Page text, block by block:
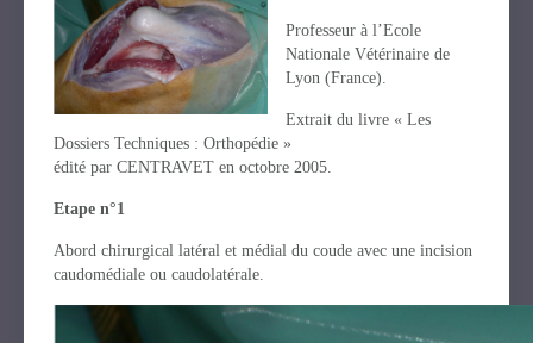
Professeur à l’Ecole
Nationale Vétérinaire de
Lyon (France).
Extrait du livre « Les
Dossiers Techniques : Orthopédie »
édité par CENTRAVET en octobre 2005.
Etape n°1
Abord chirurgical latéral et médial du coude avec une incision
caudomédiale ou caudolatérale.